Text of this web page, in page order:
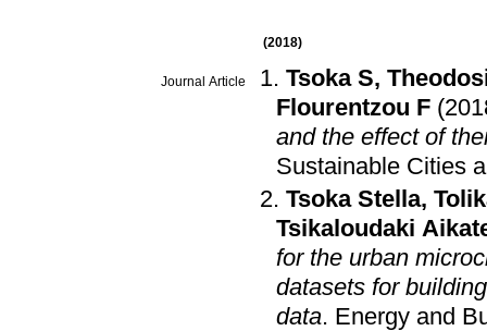
(2018)
Journal Article Tsoka S,
Flourentzou F
and the effect of
Sustainable Cities
Tsoka Stella,
Tsikaloudaki
for the urban
datasets for
data. Energy and